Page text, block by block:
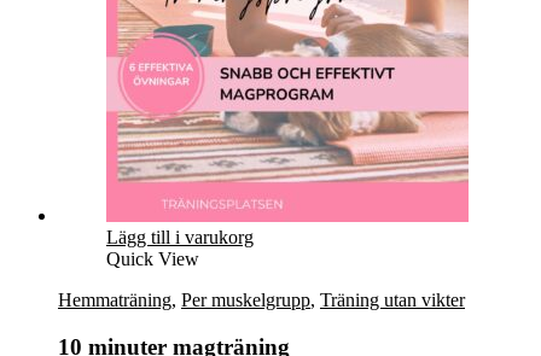
Lägg till i varukorg
Quick View
Hemmaträning, Per muskelgrupp, Träning utan vikter
10 minuter magträning